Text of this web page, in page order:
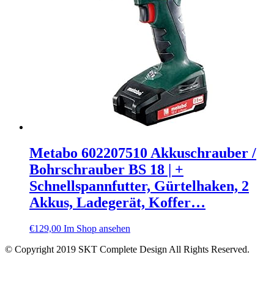
Metabo 602207510 Akkuschrauber /
Bohrschrauber BS 18 | +
Schnellspannfutter, Gürtelhaken, 2
Akkus, Ladegerät, Koffer…
€129,00 Im Shop ansehen
© Copyright 2019 SKT Complete Design All Rights Reserved.